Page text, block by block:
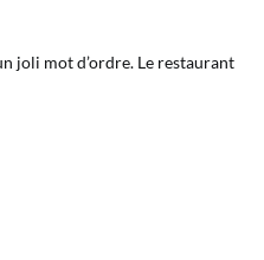
joli mot d’ordre. Le restaurant